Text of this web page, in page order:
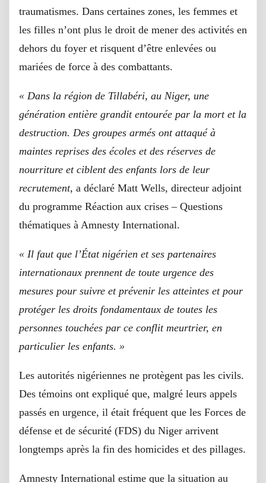
traumatismes. Dans certaines zones, les femmes et
les filles n’ont plus le droit de mener des activités en
dehors du foyer et risquent d’être enlevées ou
mariées de force à des combattants.
« Dans la région de Tillabéri, au Niger, une
génération entière grandit entourée par la mort et la
destruction. Des groupes armés ont attaqué à
maintes reprises des écoles et des réserves de
nourriture et ciblent des enfants lors de leur
recrutement, a déclaré Matt Wells, directeur adjoint
du programme Réaction aux crises – Questions
thématiques à Amnesty International.
« Il faut que l’État nigérien et ses partenaires
internationaux prennent de toute urgence des
mesures pour suivre et prévenir les atteintes et pour
protéger les droits fondamentaux de toutes les
personnes touchées par ce conflit meurtrier, en
particulier les enfants. »
Les autorités nigériennes ne protègent pas les civils.
Des témoins ont expliqué que, malgré leurs appels
passés en urgence, il était fréquent que les Forces de
défense et de sécurité (FDS) du Niger arrivent
longtemps après la fin des homicides et des pillages.
Amnesty International estime que la situation au